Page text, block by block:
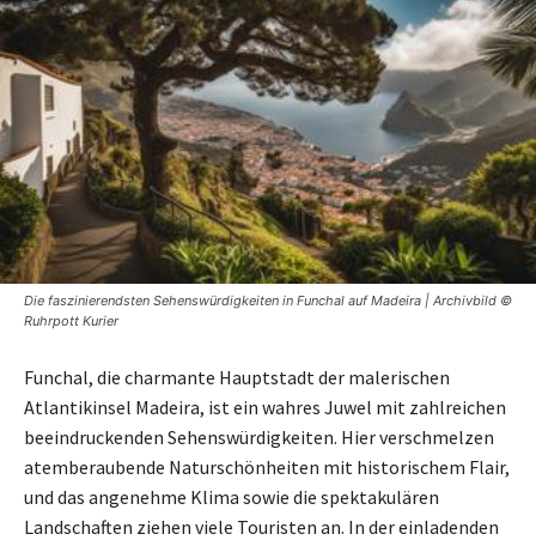
Die faszinierendsten Sehenswürdigkeiten in Funchal auf Madeira | Archivbild ©
Ruhrpott Kurier
Funchal, die charmante Hauptstadt der malerischen
Atlantikinsel Madeira, ist ein wahres Juwel mit zahlreichen
beeindruckenden Sehenswürdigkeiten. Hier verschmelzen
atemberaubende Naturschönheiten mit historischem Flair,
und das angenehme Klima sowie die spektakulären
Landschaften ziehen viele Touristen an. In der einladenden